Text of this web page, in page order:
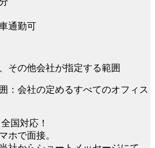
通勤可
その他会社が指定する範囲
：会社の定めるすべてのオフィス
国対応！
ホで面接。